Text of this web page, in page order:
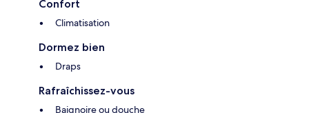
Confort
Climatisation
Dormez bien
Draps
Rafraîchissez-vous
Baignoire ou douche